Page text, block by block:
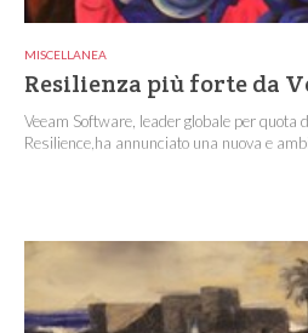
MISCELLANEA
Resilienza più forte da
Veeam Software, leader globale per quota
Resilience,ha annunciato una nuova e